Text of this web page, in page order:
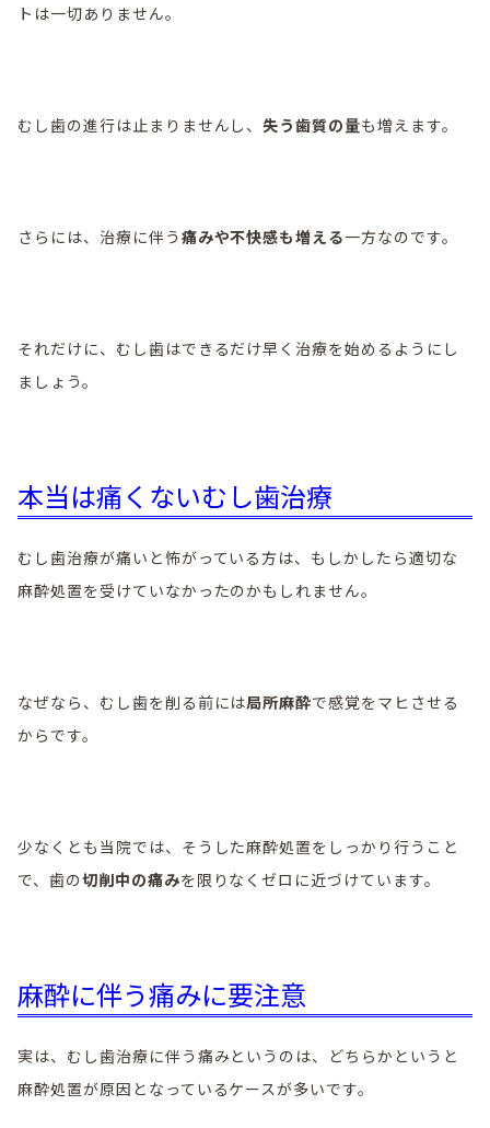
トは一切ありません。
むし歯の進行は止まりませんし、 失う歯質の量も増えます。
さらには、治療に伴う 痛みや不快感も増える一方なのです。
それだけに、むし歯はできるだけ早く治療を始めるようにし
ましょう。
本当は痛くないむし歯治療
むし歯治療が痛いと怖がっている方は、もしかしたら適切な
麻酔処置を受けていなかったのかもしれません。
なぜなら、むし歯を削る前には局所麻酔で感覚をマヒさせる
からです。
少なくとも当院では、そうした麻酔処置をしっかり行うこと
で、歯の切削中の痛みを限りなくゼロに近づけています。
麻酔に伴う痛みに要注意
実は、むし歯治療に伴う痛みというのは、どちらかというと
麻酔処置が原因となっているケースが多いです。